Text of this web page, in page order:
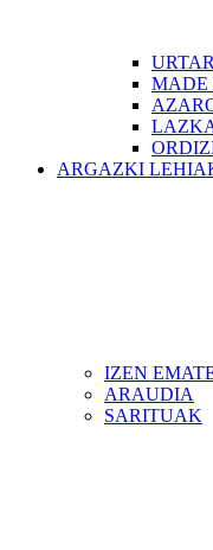
MADE
ARGAZKI
IZEN
ARAUDIA
SARITUAK